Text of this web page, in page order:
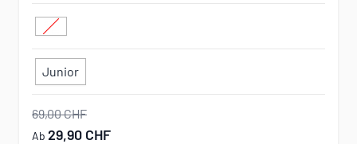
Junior
69,00 CHF
Ab 29,90 CHF